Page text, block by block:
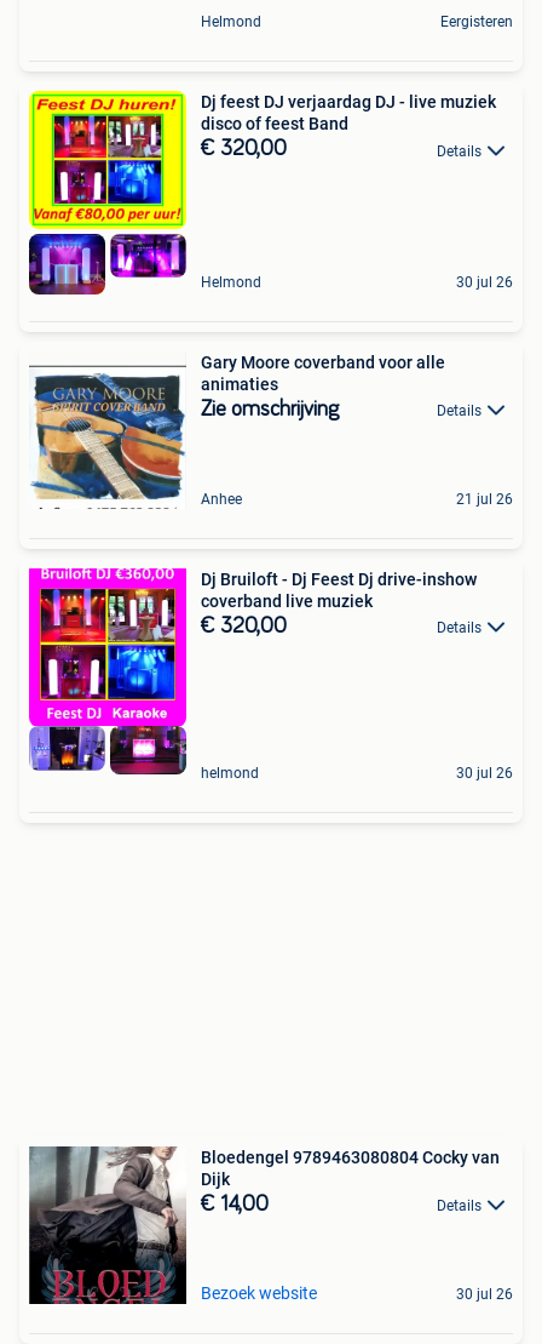
Helmond Eergisteren
Dj feest DJ verjaardag DJ - live muziek
disco of feest Band
€ 320,00 Details
Helmond 30 jul 26
Gary Moore coverband voor alle
animaties
Zie omschrijving Details
Anhee 21 jul 26
Dj Bruiloft - Dj Feest Dj drive-inshow
coverband live muziek
€ 320,00 Details
helmond 30 jul 26
Bloedengel 9789463080804 Cocky van
Dijk
€ 14,00 Details
Bezoek website 30 jul 26